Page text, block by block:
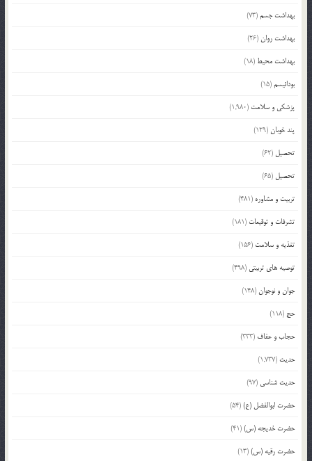
بهداشت جسم(73)
بهداشت روان(26)
بهداشت محیط (18)
بودائیسم(15)
پزشکی و سلامت (1,980)
پند خوبان(129)
تحصیل (62)
تحصیل (65)
تربیت و مشاوره (481)
تشرفات و توقیعات (181)
تغذیه و سلامت (156)
توصیه های تربیتی (498)
جوان و نوجوان(148)
حج (118)
حجاب و عفاف (333)
حدیث (1,737)
حدیث شناسی (97)
حضرت ابوالفضل (ع)(54)
حضرت خدیجه (س)(41)
حضرت رقیه (س)(13)